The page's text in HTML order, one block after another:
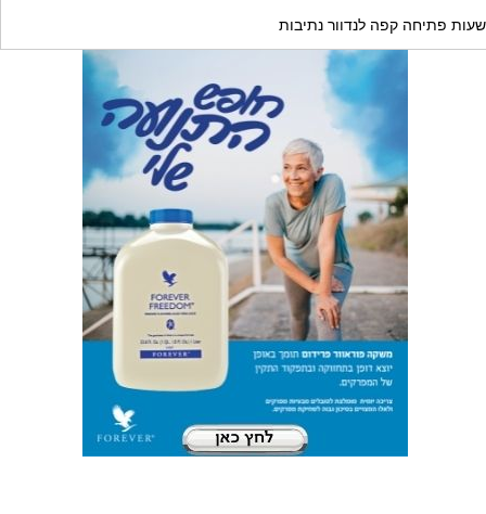
שעות פתיחה קפה לנדוור נתיבות